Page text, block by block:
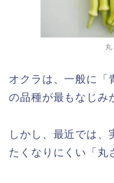
オクラは、一般に「
の品種が最もなじみ
しかし、最近では、
たくなりにくい「丸